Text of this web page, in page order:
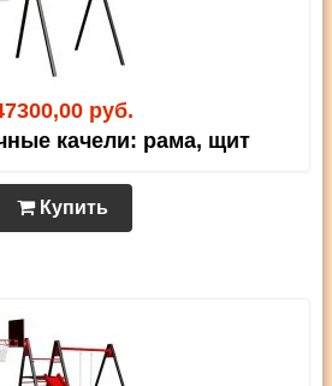
руб.
качели: рама, щит
Купить